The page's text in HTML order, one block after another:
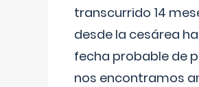
transcurrido 14
desde la cesárea
fecha probable de
nos encontramos